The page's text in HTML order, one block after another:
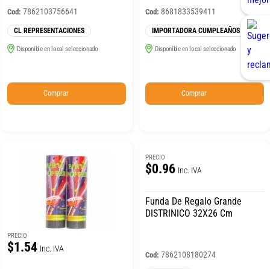
Cod: 7862103756641
CL REPRESENTACIONES
Disponible en local seleccionado
Comprar
Cod: 8681833539411
IMPORTADORA CUMPLEAÑOS
Disponible en local seleccionado
Comprar
PRECIO
$1.54 Inc. IVA
PRECIO
$0.96 Inc. IVA
Funda De Regalo Grande
DISTRINICO 32X26 Cm
Cod: 7862108180274